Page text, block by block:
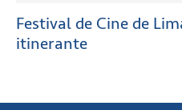
Festival de Cine de
itinerante